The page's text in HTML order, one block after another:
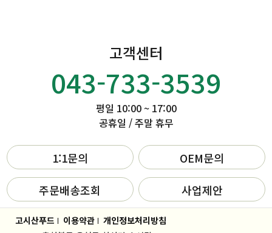
고객센터
043-733-3539
평일 10:00 ~ 17:00
공휴일 / 주말 휴무
1:1문의 OEM문의
주문배송조회 사업제안
고시산푸드 이용약관
개인정보처리방침